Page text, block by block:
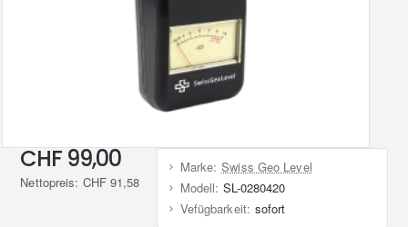
CHF 99,00
Nettopreis: CHF 91,58
Marke: Swiss Geo Level
Modell: SL-0280420
Vefügbarkeit: sofort